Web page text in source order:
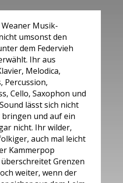
Musik-
umsonst den
dem Federvieh
Ihr aus
Melodica,
Percussion,
Cello, Saxophon und
lässt sich nicht
und auf ein
nicht. Ihr wilder,
auch mal leicht
Kammerpop
Grenzen
weiter, wenn der